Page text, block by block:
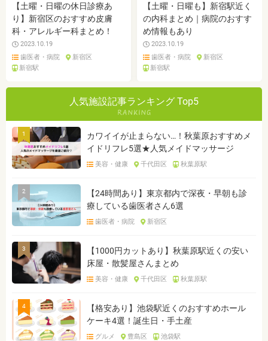
【土曜・日曜の休日診療あ
り】新宿区のおすすめ皮膚
科・アレルギー科まとめ！
2023.10.19
歯医者・病院
新宿区
新宿駅
【土曜・日曜も】新宿駅近く
の内科まとめ｜病院のおすす
め情報もあり
2023.10.19
歯医者・病院
新宿区
新宿駅
人気施設記事ランキング Top5
1
カワイイが止まらない…！秋葉原おすすめメ
イドリフレ5選★人気メイドマッサージ
美容・健康 千代田区 秋葉原駅
2
【24時間あり】東京都内で深夜・早朝も診
療している歯医者さん6選
歯医者・病院 新宿区
3
【1000円カットあり】秋葉原駅近くの安い
床屋・散髪屋さんまとめ
美容・健康 千代田区 秋葉原駅
4
【格安あり】池袋駅近くのおすすめホール
ケーキ4選！誕生日・手土産
グルメ 豊島区 池袋駅